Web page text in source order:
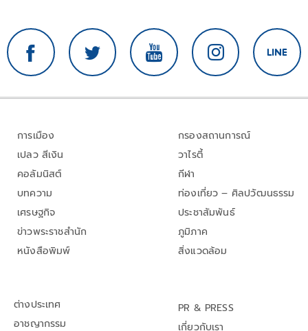
การเมือง
เปลว สีเงิน
คอลัมนิสต์
บทความ
เศรษฐกิจ
ข่าวพระราชสำนัก
หนังสือพิมพ์
กรองสถานการณ์
วาไรตี้
กีฬา
ท่องเที่ยว – ศิลปวัฒนธรรม
ประชาสัมพันธ์
ภูมิภาค
สิ่งแวดล้อม
ต่างประเทศ
อาชญากรรม
PR & PRESS
เกี่ยวกับเรา